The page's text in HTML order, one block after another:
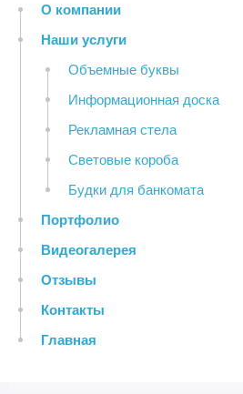
О компании
Наши услуги
Объемные буквы
Информационная доска
Рекламная стела
Световые короба
Будки для банкомата
Портфолио
Видеогалерея
Отзывы
Контакты
Главная